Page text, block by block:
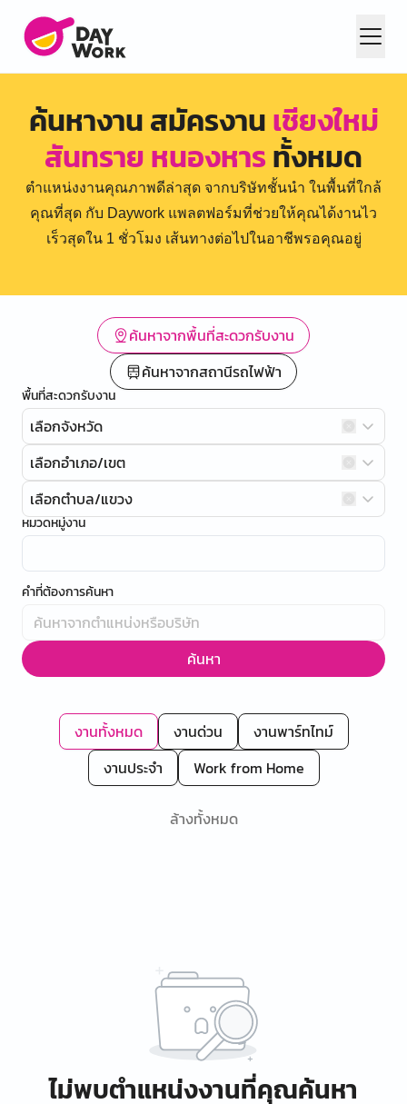
ค้นหางาน สมัครงานเชียงใหม่
สันทราย หนองหารทั้งหมด
ตำแหน่งงานคุณภาพดีล่าสุด จากบริษัทชั้นนำ ในพื้นที่ใกล้
คุณที่สุด กับ Daywork แพลตฟอร์มที่ช่วยให้คุณได้งานไว
เร็วสุดใน 1 ชั่วโมง เส้นทางต่อไปในอาชีพรอคุณอยู่
ค้นหาจากพื้นที่สะดวกรับงาน
ค้นหาจากสถานีรถไฟฟ้า
พื้นที่สะดวกรับงาน
เลือกจังหวัด
เลือกอำเภอ/เขต
เลือกตำบล/แขวง
หมวดหมู่งาน
คำที่ต้องการค้นหา
ค้นหา
งานทั้งหมด งานด่วน
งานพาร์ทไทม์
งานประจำ
Work from Home
ล้างทั้งหมด
ไม่พบตำแหน่งงานที่คุณค้นหา